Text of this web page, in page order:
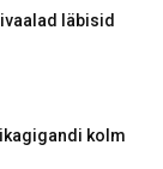
läbisid
kolm